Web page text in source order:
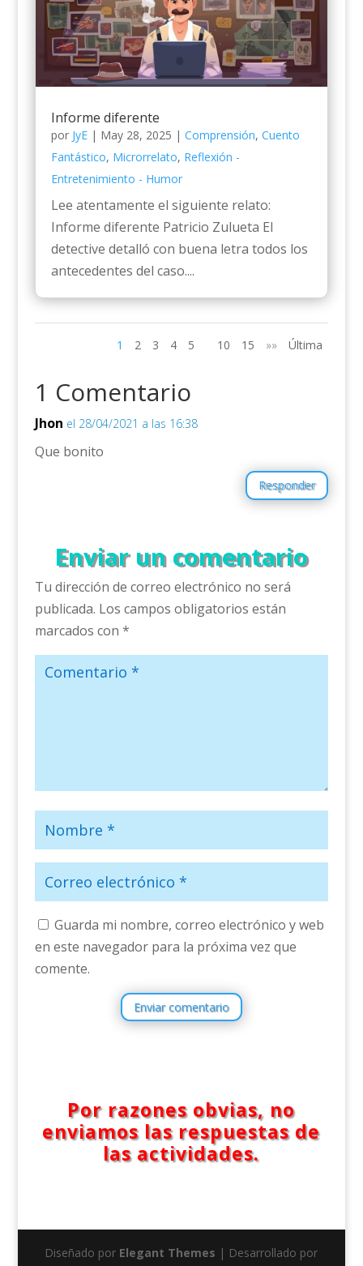
Informe diferente
por JyE| May 28, 2025 | Comprensión, Cuento
Fantástico, Microrrelato, Reflexión -
Entretenimiento - Humor
Lee atentamente el siguiente relato:
Informe diferente Patricio Zulueta El
detective detalló con buena letra todos los
antecedentes del caso....
1 2 3 4 5 10 15 »» Última
1 Comentario
Jhon el 28/04/2021 a las 16:38
Que bonito
Responder
Enviar un comentario
Tu dirección de correo electrónico no será
publicada. Los campos obligatorios están
marcados con *
Guarda mi nombre, correo electrónico y web
en este navegador para la próxima vez que
comente.
Enviar comentario
Por razones obvias, no
enviamos las respuestas de
las actividades.
Diseñado por Elegant Themes | Desarrollado por